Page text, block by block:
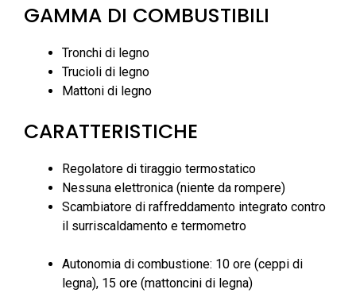
GAMMA DI COMBUSTIBILI
Tronchi di legno
Trucioli di legno
Mattoni di legno
CARATTERISTICHE
Regolatore di tiraggio termostatico
Nessuna elettronica (niente da rompere)
Scambiatore di raffreddamento integrato contro
il surriscaldamento e termometro
Autonomia di combustione: 10 ore (ceppi di
legna), 15 ore (mattoncini di legna)